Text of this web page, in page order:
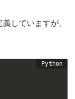
していますが、